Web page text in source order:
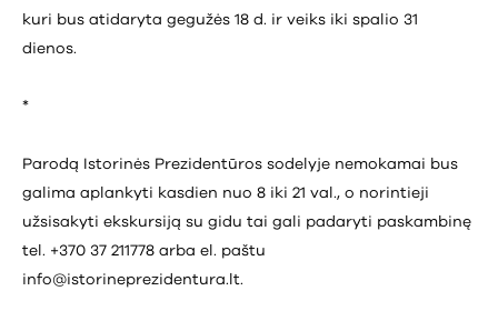
kuri bus atidaryta gegužės 18 d. ir veiks iki spalio 31
dienos.
*
Parodą Istorinės Prezidentūros sodelyje nemokamai bus
galima aplankyti kasdien nuo 8 iki 21 val., o norintieji
užsisakyti ekskursiją su gidu tai gali padaryti paskambinę
tel. +370 37 211778 arba el. paštu
info@istorineprezidentura.lt.